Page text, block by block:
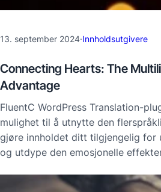
13. september 2024·Innholdsutgivere
Connecting Hearts: The
Advantage
FluentC WordPress Translation-
mulighet til å utnytte den
gjøre innholdet ditt tilgjengelig for
og utdype den emosjonelle